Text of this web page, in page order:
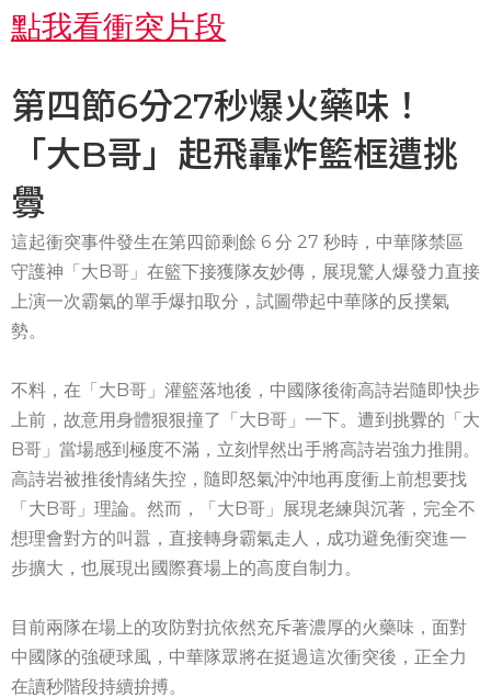
點我看衝突片段
第四節6分27秒爆火藥味！
「大B哥」起飛轟炸籃框遭挑
釁
這起衝突事件發生在第四節剩餘 6 分 27 秒時，中華隊禁區
守護神「大B哥」在籃下接獲隊友妙傳，展現驚人爆發力直接
上演一次霸氣的單手爆扣取分，試圖帶起中華隊的反撲氣
勢。
不料，在「大B哥」灌籃落地後，中國隊後衛高詩岩隨即快步
上前，故意用身體狠狠撞了「大B哥」一下。遭到挑釁的「大
B哥」當場感到極度不滿，立刻悍然出手將高詩岩強力推開。
高詩岩被推後情緒失控，隨即怒氣沖沖地再度衝上前想要找
「大B哥」理論。然而，「大B哥」展現老練與沉著，完全不
想理會對方的叫囂，直接轉身霸氣走人，成功避免衝突進一
步擴大，也展現出國際賽場上的高度自制力。
目前兩隊在場上的攻防對抗依然充斥著濃厚的火藥味，面對
中國隊的強硬球風，中華隊眾將在挺過這次衝突後，正全力
在讀秒階段持續拚搏。